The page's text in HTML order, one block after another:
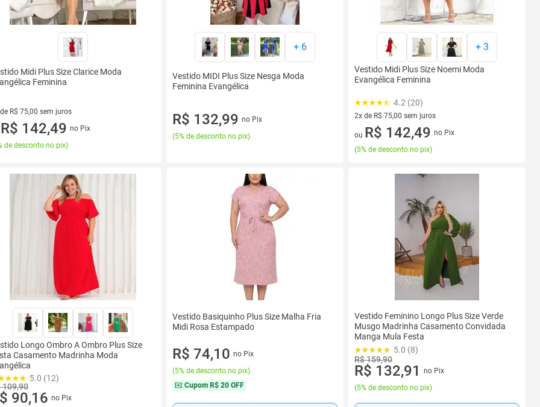
Midi Plus Size Clarice Moda
Feminina
R$ 75,00 sem juros
de R$ 75,00 sem juros
R$ 142,49 no Pix
de desconto no pix)
+ 6
Vestido MIDI Plus Size Nesga Moda
Feminina Evangélica
R$ 132,99 no Pix
(5% de desconto no pix)
+ 3
Vestido Midi Plus Size Noemi Moda
Evangélica Feminina
4.2 (20)
2x de R$ 75,00 sem juros
2 vez de R$ 75,00 sem juros
ou R$ 142,49 no Pix
(5% de desconto no pix)
Longo Ombro A Ombro Plus Size
Casamento Madrinha Moda
5.0 (12)
109,90
90,16 no Pix
Vestido Basiquinho Plus Size Malha Fria
Midi Rosa Estampado
R$ 74,10 no Pix
(5% de desconto no pix)
Cupom R$ 20 OFF
Vestido Feminino Longo Plus Size Verde
Musgo Madrinha Casamento Convidada
Manga Mula Festa
5.0 (8)
R$ 159,90
R$ 132,91
no Pix
(5% de desconto no pix)